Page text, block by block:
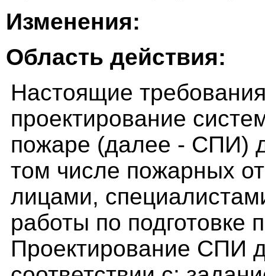
Изменения:
Область действия:
Настоящие
проектирование
пожаре (далее - СПИ)
том числе пожарных
лицами,
работы по подготовке
Проектирование СПИ